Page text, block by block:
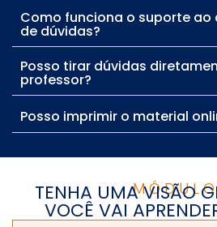
Como funciona o suporte ao
de dúvidas?
Posso tirar dúvidas
professor?
Posso imprimir o material
TENHA UMA VISÃO
VOCÊ VAI